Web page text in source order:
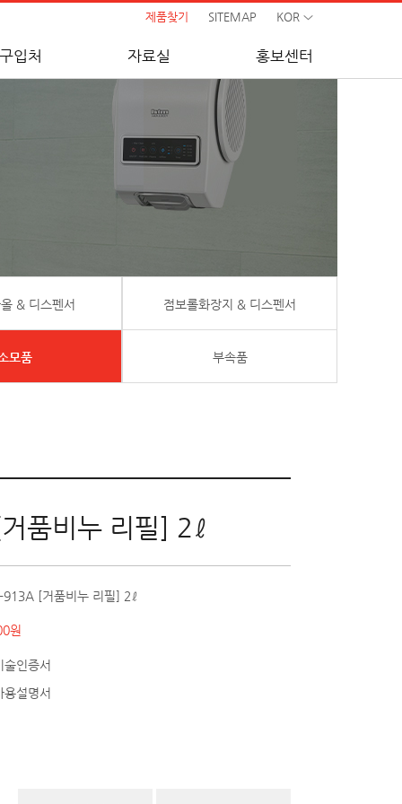
제품찾기 SITEMAP KOR
구입처 자료실 홍보센터
& 디스펜서 점보롤화장지 & 디스펜서
모품 부속품
품비누 리필] 2ℓ
[거품비누 리필] 2ℓ
원
술인증서
용설명서